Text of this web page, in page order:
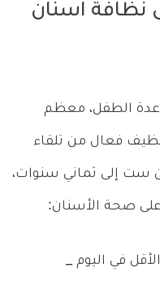
نظافة اسنان
الطفل، معظم
فعال من تلقاء
ست إلى ثماني سنوات،
صحة الأسنان:
في اليوم _